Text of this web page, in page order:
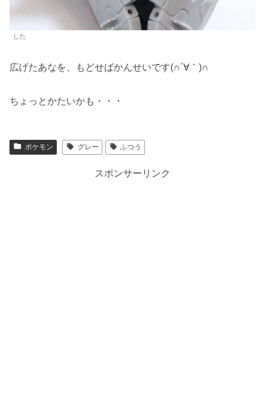
した
広げたあなを、もどせばかんせいです(∩´∀｀)∩
ちょっとかたいかも・・・
ポケモン グレー ふつう
スポンサーリンク